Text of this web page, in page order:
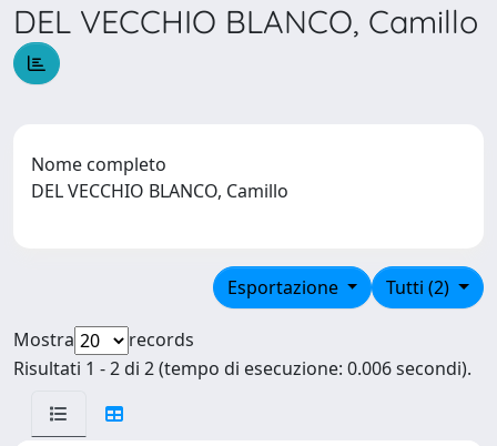
DEL VECCHIO BLANCO, Camillo
Nome completo
DEL VECCHIO BLANCO, Camillo
Tutti (2)
Esportazione
Mostra
records
Risultati 1 - 2 di 2 (tempo di esecuzione: 0.006 secondi).